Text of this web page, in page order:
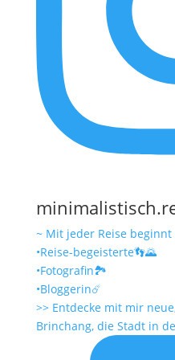
~ Mit jeder Reise
•Reise-begeisterte👣🌄
•Fotografin🏞️
•Bloggerin☄️
>> Entdecke mit mir
Brinchang, die Stadt in